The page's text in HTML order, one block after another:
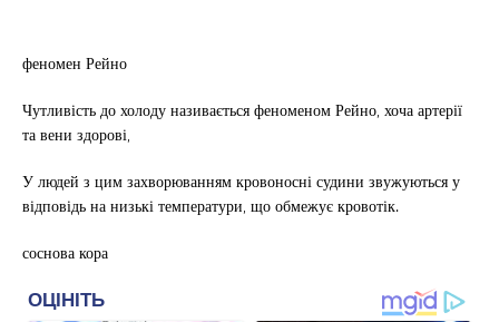
феномен Рейно
Чутливість до холоду називається феноменом Рейно, хоча артерії
та вени здорові,
У людей з цим захворюванням кровоносні судини звужуються у
відповідь на низькі температури, що обмежує кровотік.
соснова кора